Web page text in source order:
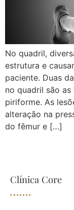
No quadril,
estrutura e
paciente. Duas
no quadril são
piriforme. As
alteração na
do fêmur e […]
Clínica Core